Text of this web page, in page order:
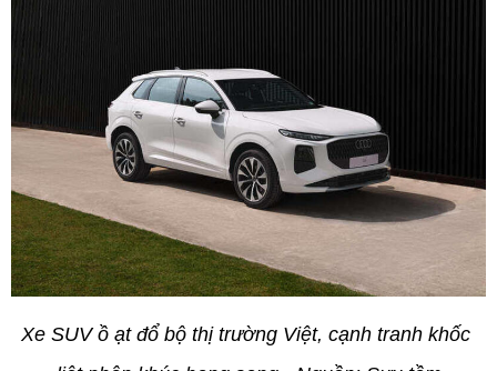
Xe SUV ồ ạt đổ bộ thị trường Việt, cạnh tranh khốc